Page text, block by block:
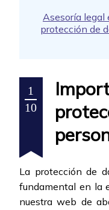
Asesoría legal
protección de
1
10
La protección de
fundamental en la
nuestra web de